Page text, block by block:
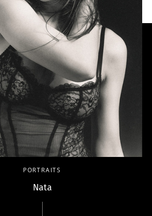
PORTRAITS
Nata